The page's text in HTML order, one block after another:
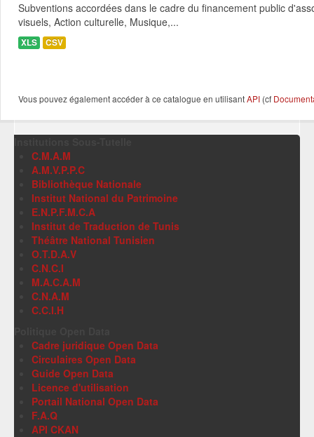
Subventions accordées dans le cadre du financement public
visuels, Action culturelle, Musique,...
XLS CSV
Vous pouvez également accéder à ce catalogue en utilisantAPI (cf
C.M.A.M
A.M.V.P.P.C
Bibliothèque Nationale
Institut National du Patrimoine
E.N.P.F.M.C.A
Institut de Traduction de Tunis
Théâtre National Tunisien
O.T.D.A.V
C.N.C.I
M.A.C.A.M
C.N.A.M
C.C.I.H
Cadre juridique Open Data
Circulaires Open Data
Guide Open Data
Licence d'utilisation
Portail National Open Data
F.A.Q
API CKAN